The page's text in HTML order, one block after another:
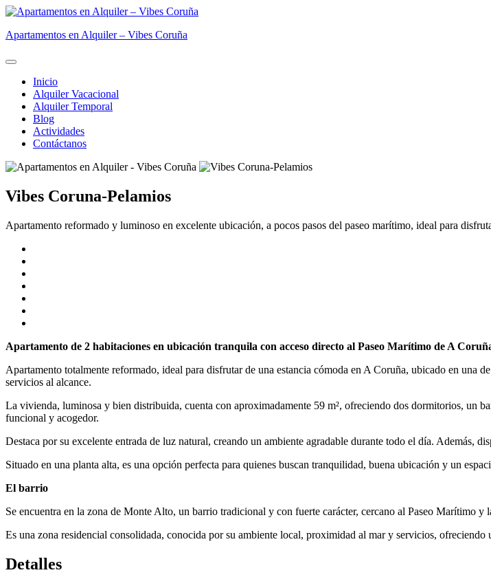
Skip
content
Apartamentos en Alquiler – Vibes Coruña
Inicio
Alquiler Vacacional
Alquiler Temporal
Blog
Actividades
Contáctanos
Vibes Coruna-Pelamios
Apartamento reformado y luminoso en excelente ubicación, a pocos pasos del paseo marítimo, ideal para
Apartamento de 2 habitaciones en ubicación tranquila con acceso directo al Paseo Marítimo de A
Apartamento totalmente reformado, ideal para disfrutar de una estancia cómoda en A Coruña, ubicado en una
servicios al alcance.
La vivienda, luminosa y bien distribuida, cuenta con aproximadamente 59 m², ofreciendo dos dormitorios, un
funcional y acogedor.
Destaca por su excelente entrada de luz natural, creando un ambiente agradable durante todo el día. Además,
Situado en una planta alta, es una opción perfecta para quienes buscan tranquilidad, buena ubicación y un
El barrio
Se encuentra en la zona de Monte Alto, un barrio tradicional y con fuerte carácter, cercano al Paseo Marítimo y
Es una zona residencial consolidada, conocida por su ambiente local, proximidad al mar y servicios,
Detalles